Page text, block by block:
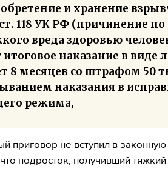
и хранение
ст. 118 УК РФ (причинение
вреда здоровью
итоговое наказание в виде
8 месяцев со штрафом 50
наказания в
режима,
приговор не вступил в
подросток, получивший